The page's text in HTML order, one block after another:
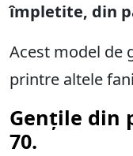
împletite, din
Acest model de
printre altele
Gențile din
70.